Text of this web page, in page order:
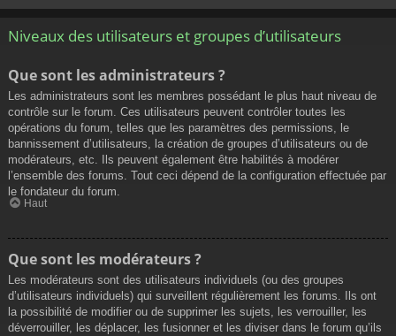
Niveaux des utilisateurs et groupes d’utilisateurs
Que sont les administrateurs ?
Les administrateurs sont les membres possédant le plus haut niveau de
contrôle sur le forum. Ces utilisateurs peuvent contrôler toutes les
opérations du forum, telles que les paramètres des permissions, le
bannissement d’utilisateurs, la création de groupes d’utilisateurs ou de
modérateurs, etc. Ils peuvent également être habilités à modérer
l’ensemble des forums. Tout ceci dépend de la configuration effectuée par
le fondateur du forum.
Haut
Que sont les modérateurs ?
Les modérateurs sont des utilisateurs individuels (ou des groupes
d’utilisateurs individuels) qui surveillent régulièrement les forums. Ils ont
la possibilité de modifier ou de supprimer les sujets, les verrouiller, les
déverrouiller, les déplacer, les fusionner et les diviser dans le forum qu’ils